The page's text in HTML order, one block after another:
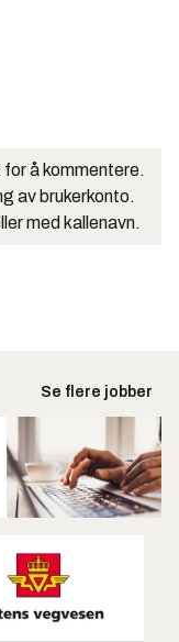
å kommentere.
av brukerkonto.
med kallenavn.
Se flere jobber